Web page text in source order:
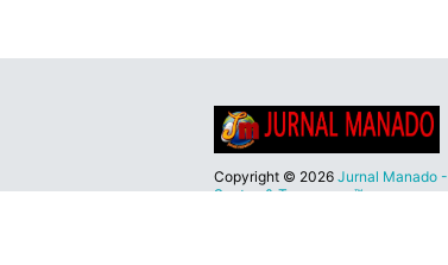
Copyright © 2026 Jurnal Manado -
Santun & Terpercaya™